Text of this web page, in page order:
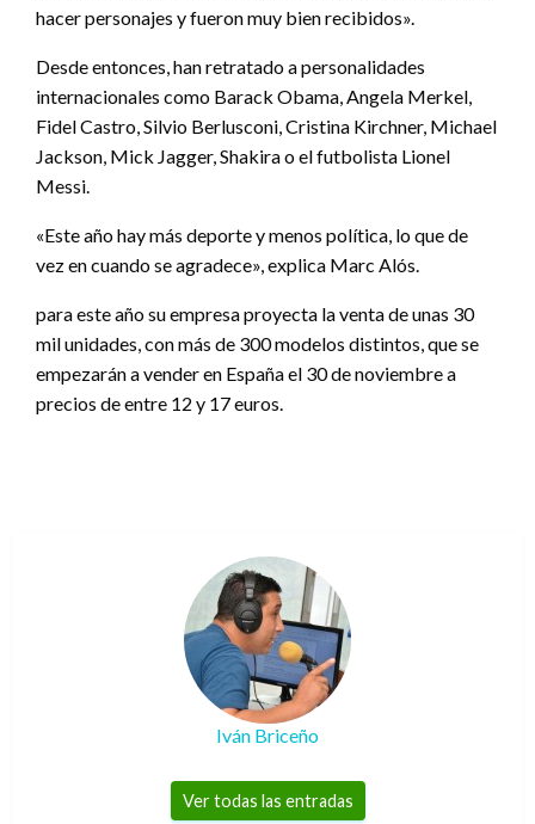
hacer personajes y fueron muy bien recibidos».
Desde entonces, han retratado a personalidades
internacionales como Barack Obama, Angela Merkel,
Fidel Castro, Silvio Berlusconi, Cristina Kirchner, Michael
Jackson, Mick Jagger, Shakira o el futbolista Lionel
Messi.
«Este año hay más deporte y menos política, lo que de
vez en cuando se agradece», explica Marc Alós.
para este año su empresa proyecta la venta de unas 30
mil unidades, con más de 300 modelos distintos, que se
empezarán a vender en España el 30 de noviembre a
precios de entre 12 y 17 euros.
Iván Briceño
Ver todas las entradas